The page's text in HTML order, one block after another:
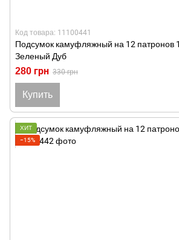
Код товара: 11100441
Подсумок камуфляжный на 12 патронов
Зеленый Дуб
280 грн 330 грн
Купить
ХИТ
−15%